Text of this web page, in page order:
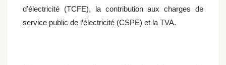
d’électricité (TCFE), la contribution aux charges de
service public de l’électricité (CSPE) et la TVA.